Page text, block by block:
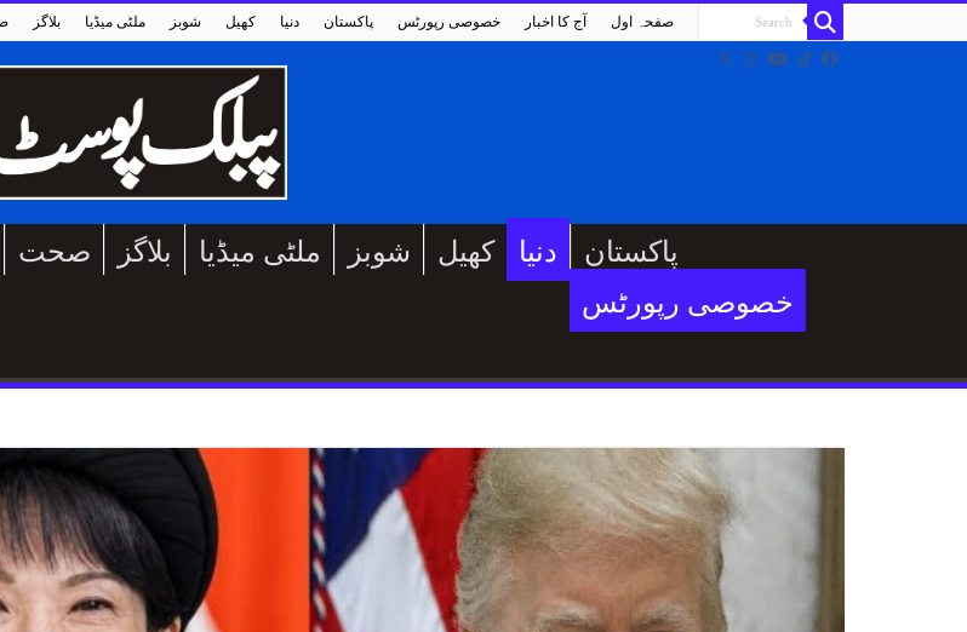
بلاگز ملٹی میڈیا شوبز کھیل دنیا پاکستان خصوصی رپورٹس آج کا اخبار صفحہ اول
صحت بلاگز ملٹی میڈیا شوبز کھیل دنیا
پاکستان
خصوصی رپورٹس